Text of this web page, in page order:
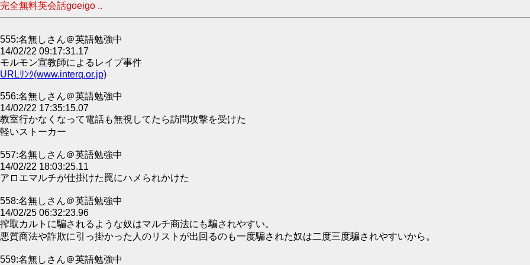
完全無料英会話goeigo ..
555:名無しさん＠英語勉強中
14/02/22 09:17:31.17
モルモン宣教師によるレイプ事件
URLﾘﾝｸ(www.interq.or.jp)
556:名無しさん＠英語勉強中
14/02/22 17:35:15.07
教室行かなくなって電話も無視してたら訪問攻撃を受けた
軽いストーカー
557:名無しさん＠英語勉強中
14/02/22 18:03:25.11
アロエマルチが仕掛けた罠にハメられかけた
558:名無しさん＠英語勉強中
14/02/25 06:32:23.96
搾取カルトに騙されるような奴はマルチ商法にも騙されやすい。
悪質商法や詐欺に引っ掛かった人のリストが出回るのも一度騙された奴は二度三度騙されやすいから。
559:名無しさん＠英語勉強中